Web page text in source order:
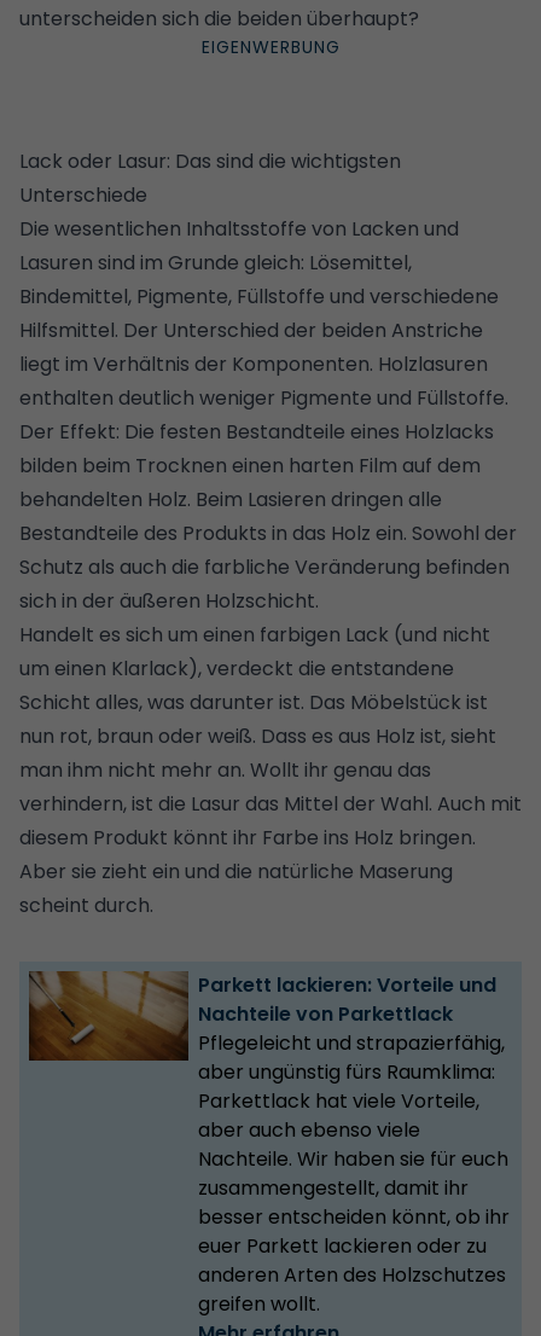
unterscheiden sich die beiden überhaupt?
Lack oder Lasur: Das sind die wichtigsten
Unterschiede
Die wesentlichen Inhaltsstoffe von Lacken und
Lasuren sind im Grunde gleich: Lösemittel,
Bindemittel, Pigmente, Füllstoffe und verschiedene
Hilfsmittel. Der Unterschied der beiden Anstriche
liegt im Verhältnis der Komponenten. Holzlasuren
enthalten deutlich weniger Pigmente und Füllstoffe.
Der Effekt: Die festen Bestandteile eines Holzlacks
bilden beim Trocknen einen harten Film auf dem
behandelten Holz. Beim Lasieren dringen alle
Bestandteile des Produkts in das Holz ein. Sowohl der
Schutz als auch die farbliche Veränderung befinden
sich in der äußeren Holzschicht.
Handelt es sich um einen farbigen Lack (und nicht
um einen Klarlack), verdeckt die entstandene
Schicht alles, was darunter ist. Das Möbelstück ist
nun rot, braun oder weiß. Dass es aus Holz ist, sieht
man ihm nicht mehr an. Wollt ihr genau das
verhindern, ist die Lasur das Mittel der Wahl. Auch mit
diesem Produkt könnt ihr Farbe ins Holz bringen.
Aber sie zieht ein und die natürliche Maserung
scheint durch.
Parkett lackieren: Vorteile und
Nachteile von Parkettlack
Pflegeleicht und strapazierfähig,
aber ungünstig fürs Raumklima:
Parkettlack hat viele Vorteile,
aber auch ebenso viele
Nachteile. Wir haben sie für euch
zusammengestellt, damit ihr
besser entscheiden könnt, ob ihr
euer Parkett lackieren oder zu
anderen Arten des Holzschutzes
greifen wollt.